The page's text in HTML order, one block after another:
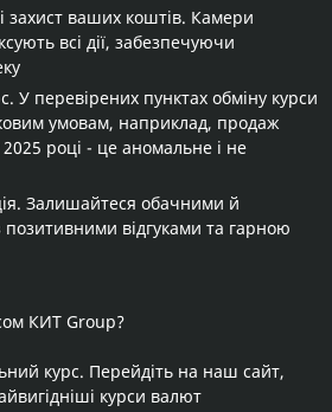
захист ваших коштів. Камери
всі дії, забезпечуючи
У перевірених пунктах обміну курси
умовам, наприклад, продаж
році - це аномальне і не
Залишайтеся обачними й
відгуками та гарною
КИТ Group?
курс. Перейдіть на наш сайт,
курси валют